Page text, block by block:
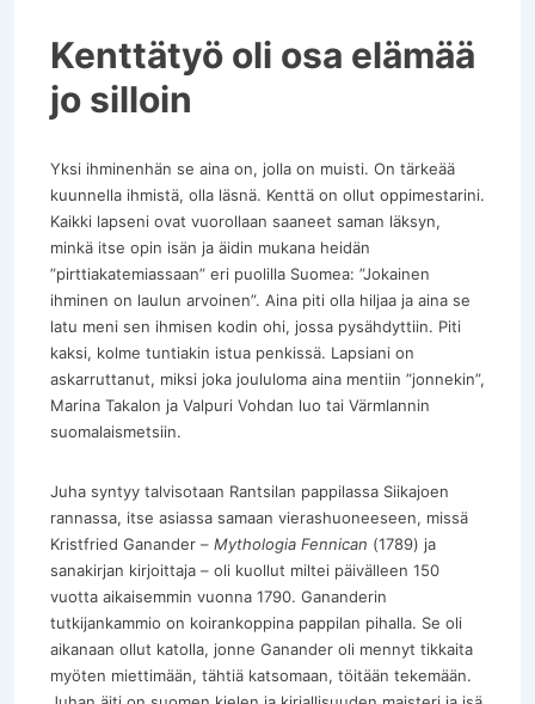
Kenttätyö oli osa elämää
jo silloin
Yksi ihminenhän se aina on, jolla on muisti. On tärkeää
kuunnella ihmistä, olla läsnä. Kenttä on ollut oppimestarini.
Kaikki lapseni ovat vuorollaan saaneet saman läksyn,
minkä itse opin isän ja äidin mukana heidän
”pirttiakatemiassaan” eri puolilla Suomea: ”Jokainen
ihminen on laulun arvoinen”. Aina piti olla hiljaa ja aina se
latu meni sen ihmisen kodin ohi, jossa pysähdyttiin. Piti
kaksi, kolme tuntiakin istua penkissä. Lapsiani on
askarruttanut, miksi joka joululoma aina mentiin ”jonnekin”,
Marina Takalon ja Valpuri Vohdan luo tai Värmlannin
suomalaismetsiin.
Juha syntyy talvisotaan Rantsilan pappilassa Siikajoen
rannassa, itse asiassa samaan vierashuoneeseen, missä
Kristfried Ganander – Mythologia Fennican (1789) ja
sanakirjan kirjoittaja – oli kuollut miltei päivälleen 150
vuotta aikaisemmin vuonna 1790. Gananderin
tutkijankammio on koirankoppina pappilan pihalla. Se oli
aikanaan ollut katolla, jonne Ganander oli mennyt tikkaita
myöten miettimään, tähtiä katsomaan, töitään tekemään.